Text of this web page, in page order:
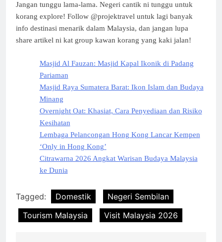
Jangan tunggu lama-lama. Negeri cantik ni tunggu untuk
korang explore! Follow @projektravel untuk lagi banyak
info destinasi menarik dalam Malaysia, dan jangan lupa
share artikel ni kat group kawan korang yang kaki jalan!
Masjid Al Fauzan: Masjid Kapal Ikonik di Padang
Pariaman
Masjid Raya Sumatera Barat: Ikon Islam dan Budaya
Minang
Overnight Oat: Khasiat, Cara Penyediaan dan Risiko
Kesihatan
Lembaga Pelancongan Hong Kong Lancar Kempen
‘Only in Hong Kong’
Citrawarna 2026 Angkat Warisan Budaya Malaysia
ke Dunia
Tagged: Domestik
Negeri Sembilan
Tourism Malaysia
Visit Malaysia 2026